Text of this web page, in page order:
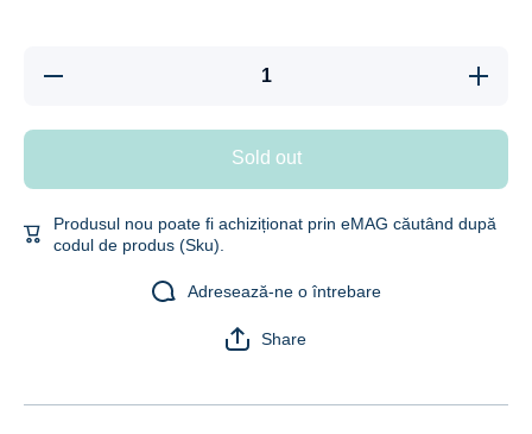
Decrease
Melodii,
Alimentare
Priza
quantity
Sold out
Produsul nou poate fi achiziționat prin eMAG căutând după
codul de produs (Sku).
Adresează-ne o întrebare
Share